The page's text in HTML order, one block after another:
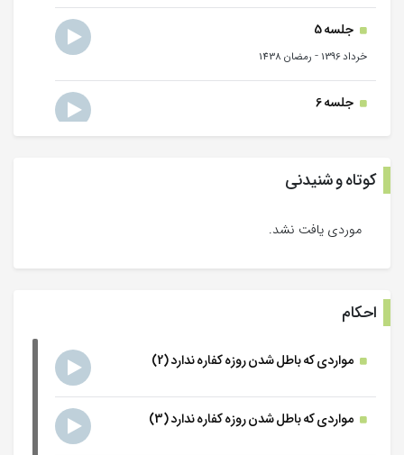
جلسه 5
خرداد 1396 - رمضان 1438
جلسه 6
جلسه 7
-
جلسه 9
جلسه 10
خرداد 1396 -رمضان 1438
کوتاه و شنیدنی
موردی یافت نشد.
احکام
مواردی که باطل شدن روزه کفاره ندارد (2)
مواردی که باطل شدن روزه کفاره ندارد (3)